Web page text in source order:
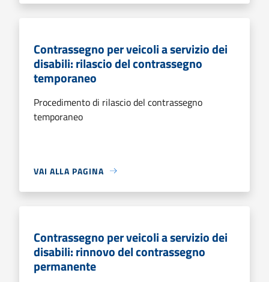
Contrassegno per veicoli a servizio dei
disabili: rilascio del contrassegno
temporaneo
Procedimento di rilascio del contrassegno
temporaneo
VAI ALLA PAGINA
Contrassegno per veicoli a servizio dei
disabili: rinnovo del contrassegno
permanente